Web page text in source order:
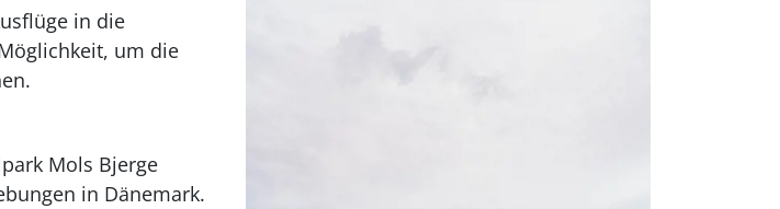
in die
um die
Mols Bjerge
in Dänemark.